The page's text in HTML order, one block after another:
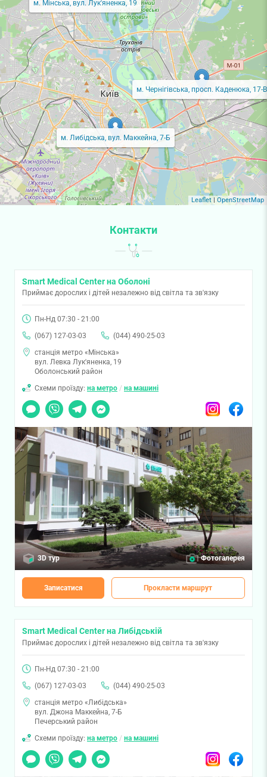
м. Мінська, вул. Лук'яненка, 19
м. Либідська, вул. Маккейна, 7-Б
м. Чернігівська, просп. Каденюка, 17-В
Leaflet| OpenStreetMap
Контакти
Smart Medical Center на Оболоні
Приймає дорослих і дітей незалежно від світла та зв'язку
Пн-Нд 07:30 - 21:00
(067) 127-03-03
(044) 490-25-03
станція метро «Мінська»
вул. Левка Лук'яненка, 19
Оболонський район
Схеми проїзду: на метро / на машині
Чат
Viber TelegramMessenger InstagramFacebook
3D тур Фотогалерея
Записатися Прокласти маршрут
Smart Medical Center на Либідській
Приймає дорослих і дітей незалежно від світла та зв'язку
Пн-Нд 07:30 - 21:00
(067) 127-03-03
(044) 490-25-03
станція метро «Либідська»
вул. Джона Маккейна, 7-Б
Печерський район
Схеми проїзду: на метро / на машині
Чат
Viber TelegramMessenger InstagramFacebook